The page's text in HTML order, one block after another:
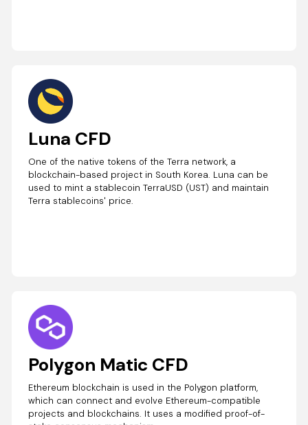
Luna CFD
One of the native tokens of the Terra network, a
blockchain-based project in South Korea. Luna can be
used to mint a stablecoin TerraUSD (UST) and maintain
Terra stablecoins' price.
Polygon Matic CFD
Ethereum blockchain is used in the Polygon platform,
which can connect and evolve Ethereum-compatible
projects and blockchains. It uses a modified proof-of-